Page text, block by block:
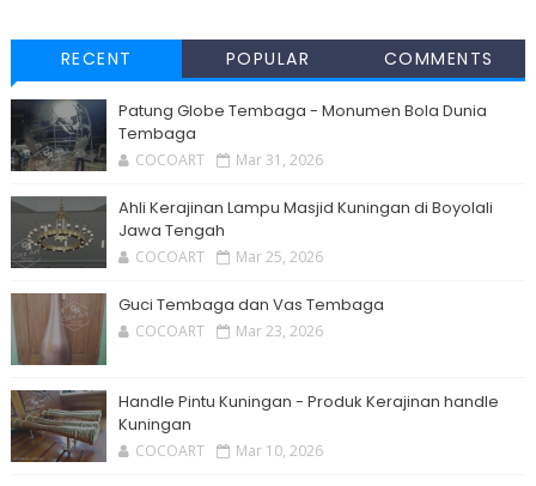
RECENT POPULAR COMMENTS
Patung Globe Tembaga - Monumen Bola Dunia
Tembaga
COCOART Mar 31, 2026
Ahli Kerajinan Lampu Masjid Kuningan di Boyolali
Jawa Tengah
COCOART Mar 25, 2026
Guci Tembaga dan Vas Tembaga
COCOART Mar 23, 2026
Handle Pintu Kuningan - Produk Kerajinan handle
Kuningan
COCOART Mar 10, 2026